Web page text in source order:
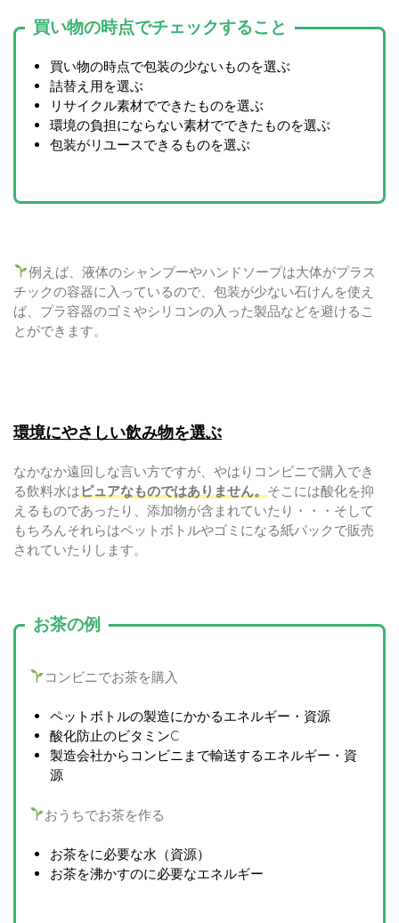
買い物の時点でチェックすること
買い物の時点で包装の少ないものを選ぶ
詰替え用を選ぶ
リサイクル素材でできたものを選ぶ
環境の負担にならない素材でできたものを選ぶ
包装がリユースできるものを選ぶ
例えば、液体のシャンプーやハンドソープは大体がプラス
チックの容器に入っているので、包装が少ない石けんを使え
ば、プラ容器のゴミやシリコンの入った製品などを避けるこ
とができます。
環境にやさしい飲み物を選ぶ
なかなか遠回しな言い方ですが、やはりコンビニで購入でき
る飲料水はピュアなものではありません。 そこには酸化を抑
えるものであったり、添加物が含まれていたり・・・そして
もちろんそれらはペットボトルやゴミになる紙パックで販売
されていたりします。
お茶の例
コンビニでお茶を購入
ペットボトルの製造にかかるエネルギー・資源
酸化防止のビタミンC
製造会社からコンビニまで輸送するエネルギー・資
源
おうちでお茶を作る
お茶をに必要な水（資源）
お茶を沸かすのに必要なエネルギー